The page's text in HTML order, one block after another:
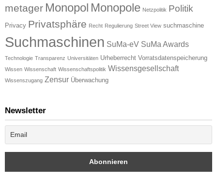
metager Monopol Monopole Netzpolitik Politik
Privacy Privatsphäre Recht Regulierung Street View suchmaschine
Suchmaschinen SuMa-eV SuMa Awards
Technologie Transparenz Universitäten Urheberrecht Vorratsdatenspeicherung
Wissen Wissenschaft Wissenschaftspolitik Wissensgesellschaft
Wissenszugang Zensur Überwachung
Newsletter